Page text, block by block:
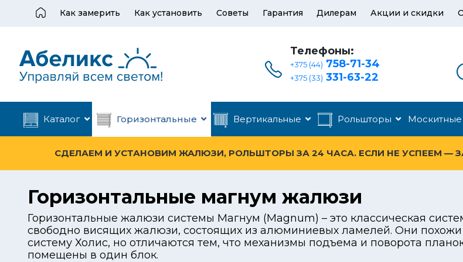
Как замерить Как установить Советы Гарантия Дилерам Акции и скидки
Телефоны:
+375 (44) 758-71-34
+375 (33) 331-63-22
Каталог Горизонтальные Вертикальные Рольшторы Москитные
СДЕЛАЕМ И УСТАНОВИМ ЖАЛЮЗИ, РОЛЬШТОРЫ ЗА 24 ЧАСА. ЕСЛИ НЕ УСПЕЕМ —
Горизонтальные магнум жалюзи
Горизонтальные жалюзи системы Магнум (Magnum) – это классическая
свободно висящих жалюзи, состоящих из алюминиевых ламелей. Они похожи
систему Холис, но отличаются тем, что механизмы подъема и поворота
помещены в один блок.